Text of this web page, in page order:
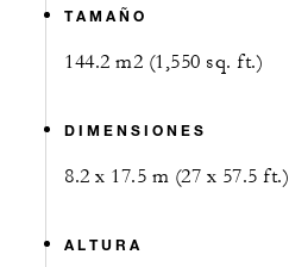
TAMAÑO
144.2 m2 (1,550 sq. ft.)
DIMENSIONES
8.2 x 17.5 m (27 x 57.5 ft.)
ALTURA